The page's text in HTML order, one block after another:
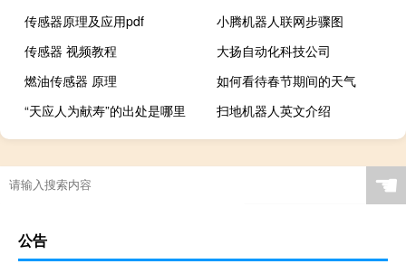
传感器原理及应用pdf
小腾机器人联网步骤图
传感器 视频教程
大扬自动化科技公司
燃油传感器 原理
如何看待春节期间的天气
“天应人为献寿”的出处是哪里
扫地机器人英文介绍
☚
公告